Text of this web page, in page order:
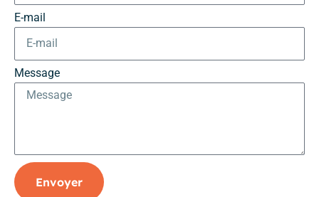
E-mail
Message
Envoyer